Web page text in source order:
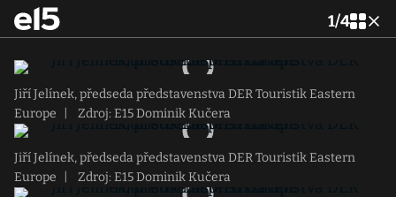
1/4
Jiří Jelínek, předseda představenstva DER Touristik Eastern
Europe
Zdroj: E15 Dominik Kučera
Jiří Jelínek, předseda představenstva DER Touristik Eastern
Europe
Zdroj: E15 Dominik Kučera